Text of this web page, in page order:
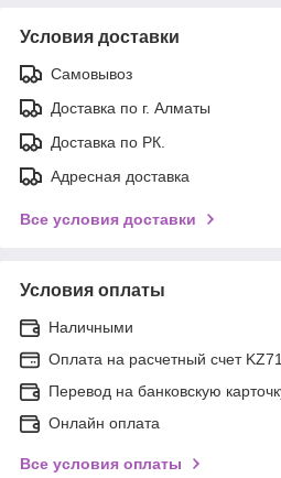
Условия доставки
Самовывоз
Доставка по г. Алматы
Доставка по РК.
Адресная доставка
Все условия доставки
Условия оплаты
Наличными
Оплата на расчетный счет
Перевод на банковскую
Онлайн оплата
Все условия оплаты